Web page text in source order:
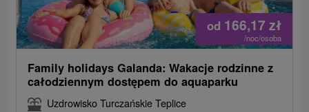
od 166,17 zł
/noc/osoba
Family holidays Galanda: Wakacje rodzinne z
całodziennym dostępem do aquaparku
Uzdrowisko Turczańskie Teplice